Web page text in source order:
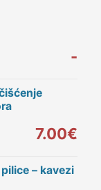
-
7.00€
– kavezi